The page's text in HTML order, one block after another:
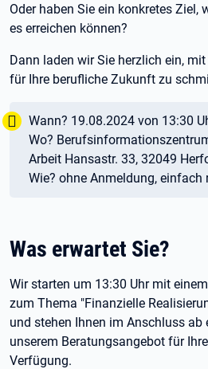
Oder haben Sie ein konkretes Ziel,
es erreichen können?
Dann laden wir Sie herzlich ein,
für Ihre berufliche Zukunft zu
Wichtig:
Tipp:
Wann? 19.08.2024 von 13:30
Wo?
Arbeit Hansastr. 33, 32049
Wie? ohne Anmeldung, einfach
Was erwartet Sie?
Wir starten um 13:30 Uhr mit
zum Thema "Finanzielle
und stehen Ihnen im Anschluss ab
unserem Beratungsangebot für
Verfügung.